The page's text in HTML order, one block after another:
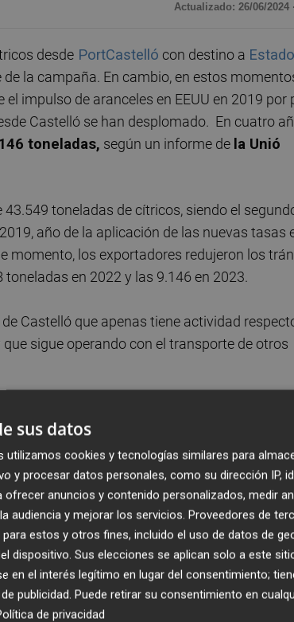
Actualizado: 26/06/2024
desde PortCastelló con destino a
la campaña. En cambio, en estos
impulso de aranceles en EEUU en 2019 por
Castelló se han desplomado. En cuatro
toneladas, según un informe de la Unió
toneladas de cítricos, siendo el
año de la aplicación de las nuevas tasas
momento, los exportadores redujeron los
en 2022 y las 9.146 en 2023.
de Castelló que apenas tiene actividad
sigue operando con el transporte de otros
%.
sus datos
cookies y tecnologías similares para
y procesar datos personales, como su dirección IP,
ofrecer anuncios y contenido personalizados, medir
audiencia y mejorar los servicios. Proveedores de
estos y otros fines, incluido el uso de datos de
dispositivo. Sus elecciones se aplican solo a este
en el interés legítimo en lugar del consentimiento;
publicidad. Puede retirar su consentimiento en
de privacidad